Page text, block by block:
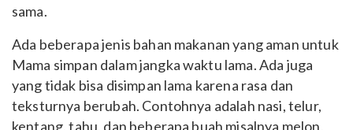
sama.
Ada beberapa jenis bahan makanan yang aman untuk
Mama simpan dalam jangka waktu lama. Ada juga
yang tidak bisa disimpan lama karena rasa dan
teksturnya berubah. Contohnya adalah nasi, telur,
kentang, tahu, dan beberapa buah misalnya melon,